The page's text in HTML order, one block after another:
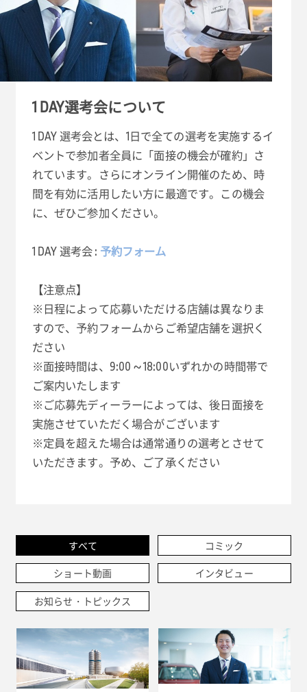
1 DAY選考会について
1 DAY 選考会とは、1日で全ての選考を実施するイ
ベントで参加者全員に「面接の機会が確約」さ
れています。さらにオンライン開催のため、時
間を有効に活用したい方に最適です。この機会
に、ぜひご参加ください。
1 DAY 選考会 : 予約フォーム
【注意点】
※日程によって応募いただける店舗は異なりま
すので、予約フォームからご希望店舗を選択く
ださい
※面接時間は、9:00 ~ 18:00いずれかの時間帯で
ご案内いたします
※ご応募先ディーラーによっては、後日面接を
実施させていただく場合がございます
※定員を超えた場合は通常通りの選考とさせて
いただきます。予め、ご了承ください
すべて コミック
ショート動画 インタビュー
お知らせ・トピックス